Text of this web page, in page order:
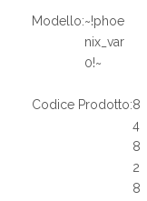
Modello:~!phoe
nix_var
0!~
Codice Prodotto:8
4
8
2
8